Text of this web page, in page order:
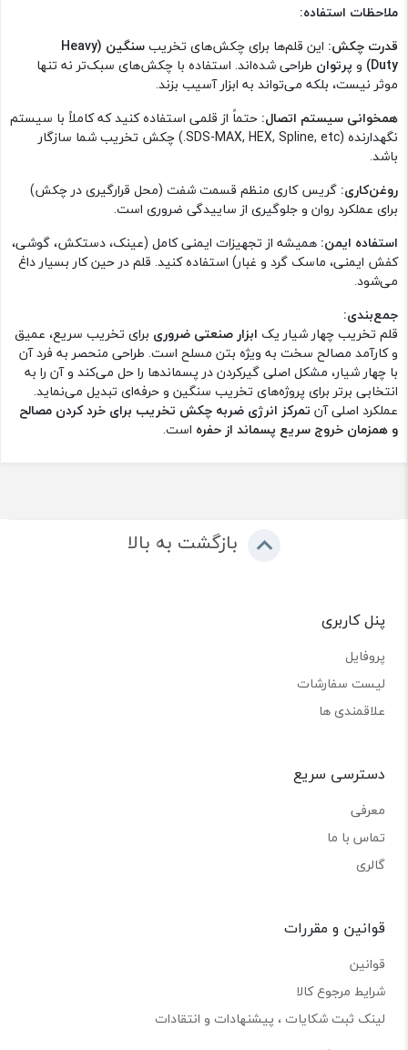
ملاحظات استفاده:
قدرت چکش: این قلم‌ها برای چکش‌های تخریب
سنگین (Heavy
Duty) و پرتوان طراحی شده‌اند. استفاده با چکش‌های سبک‌تر نه تنها
موثر نیست، بلکه می‌تواند به ابزار آسیب بزند.
همخوانی سیستم اتصال: حتماً از قلمی استفاده کنید که کاملاً با سیستم
نگهدارنده (SDS-MAX, HEX, Spline, etc.) چکش تخریب شما سازگار
باشد.
روغن‌کاری: گریس کاری منظم قسمت شفت (محل قرارگیری در چکش)
برای عملکرد روان و جلوگیری از ساییدگی ضروری است.
استفاده ایمن: همیشه از تجهیزات ایمنی کامل (عینک، دستکش، گوشی،
کفش ایمنی، ماسک گرد و غبار) استفاده کنید. قلم در حین کار بسیار داغ
می‌شود.
جمع‌بندی:
قلم تخریب چهار شیار یک ابزار صنعتی ضروری برای تخریب سریع، عمیق
و کارآمد مصالح سخت به ویژه بتن مسلح است. طراحی منحصر به فرد آن
با چهار شیار، مشکل اصلی گیرکردن در پسماندها را حل می‌کند و آن را به
انتخابی برتر برای پروژه‌های تخریب سنگین و حرفه‌ای تبدیل می‌نماید.
عملکرد اصلی آن تمرکز انرژی ضربه چکش تخریب برای خرد کردن مصالح
و همزمان خروج سریع پسماند از حفره است.
بازگشت به بالا
پنل کاربری
پروفایل
لیست سفارشات
علاقمندی ها
دسترسی سریع
معرفی
تماس با ما
گالری
قوانین و مقررات
قوانین
شرایط مرجوع کالا
لینک ثبت شکایات ، پیشنهادات و انتقادات